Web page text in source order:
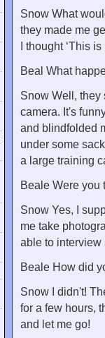
Snow What
they made me
I thought ‘This
Beal What
Snow Well, they
camera. It's
and blindfolded
under some
a large training
Beale Were you
Snow Yes, I
me take
able to interview
Beale How did
Snow I didn't!
for a few hours,
and let me go!